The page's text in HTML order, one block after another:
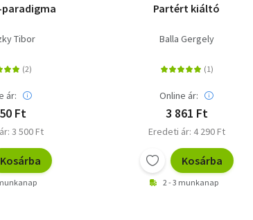
Tibor
ár:
Ft
3 500 Ft
Kosárba
Partért kiáltó
Balla Gergely
Online ár:
3 861 Ft
Eredeti ár: 4 290 Ft
Kosárba
2 - 3 munkanap